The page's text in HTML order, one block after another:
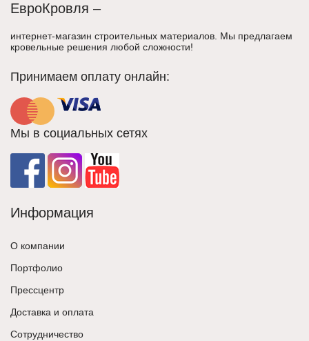
ЕвроКровля –
интернет-магазин строительных материалов. Мы предлагаем
кровельные решения любой сложности!
Принимаем оплату онлайн:
Мы в социальных сетях
Информация
О компании
Портфолио
Прессцентр
Доставка и оплата
Сотрудничество